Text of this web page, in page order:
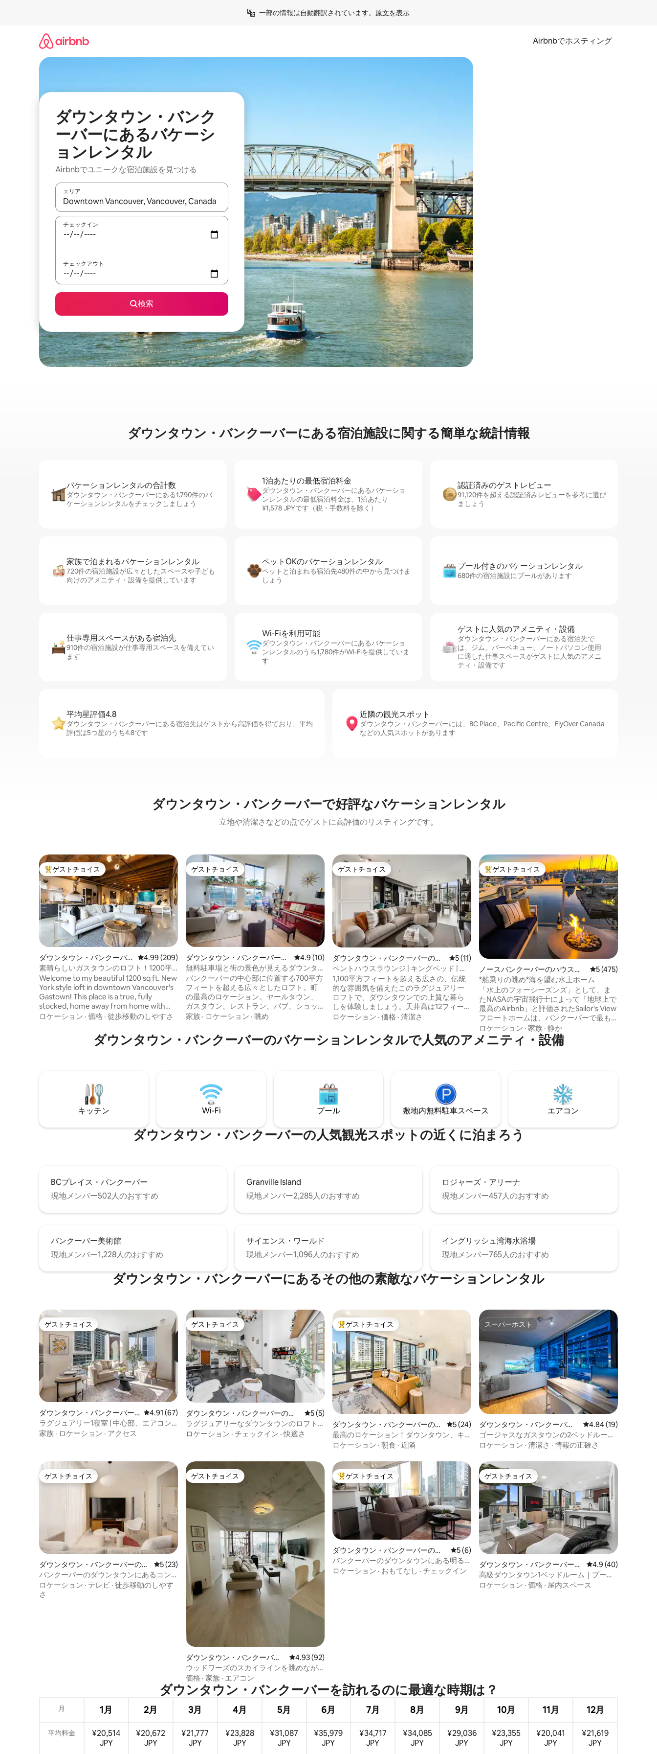
一部の情報は自動翻訳されています。 原文を表示
Airbnbでホスティング
ダウンタウン・バンク
ーバーにあるバケーシ
ョンレンタル
Airbnbでユニークな宿泊施設を見つける
エリア
検索結果が表示されたら、上下の矢印キーを使って移動するか、画面をタッチまたはスワイプして検索結果を確認することができます。
チェックイン
チェックアウト
検索
ダウンタウン・バンクーバーに⁠あ⁠る宿⁠泊⁠施⁠設⁠に関⁠す⁠る簡⁠単⁠な統⁠計⁠情⁠報
バケーションレ⁠ン⁠タ⁠ル⁠の合⁠計⁠数
ダウンタウン・バンクーバーにある1,790件のバ
ケーションレンタルをチェックしましょう
1泊あたりの最⁠低⁠宿⁠泊⁠料⁠金
ダウンタウン・バンクーバーにあるバケーショ
ンレンタルの最低宿泊料金は、1泊あたり
¥1,578 JPYです（税・手数料を除く）
認証済みのゲ⁠ス⁠ト⁠レ⁠ビ⁠ュ⁠ー
91,120件を超える認証済みレビューを参考に選び
ましょう
家族で泊まれるバ⁠ケ⁠ー⁠シ⁠ョ⁠ンレ⁠ン⁠タ⁠ル
720件の宿泊施設が広々としたスペースや子ども
向けのアメニティ・設備を提供しています
ペットOKのバ⁠ケ⁠ー⁠シ⁠ョ⁠ンレ⁠ン⁠タ⁠ル
ペットと泊まれる宿泊先480件の中から見つけま
しょう
プール付きのバ⁠ケ⁠ー⁠シ⁠ョ⁠ンレ⁠ン⁠タ⁠ル
680件の宿泊施設にプールがあります
仕事専用ス⁠ペ⁠ー⁠スがあ⁠る宿⁠泊⁠先
910件の宿泊施設が仕事専用スペースを備えてい
ます
Wi-Fiを利⁠用⁠可⁠能
ダウンタウン・バンクーバーにあるバケーショ
ンレンタルのうち1,780件がWi-Fiを提供していま
す
ゲストに人⁠気⁠のア⁠メ⁠ニ⁠テ⁠ィ・設⁠備
ダウンタウン・バンクーバーにある宿泊先で
は、ジム、バーベキュー、ノートパソコン使用
に適した仕事スペースがゲストに人気のアメニ
ティ・設備です
平均星評価4.8
ダウンタウン・バンクーバーにある宿泊先はゲストから高評価を得ており、平均
評価は5つ星のうち4.8です
近隣の観光ス⁠ポ⁠ッ⁠ト
ダウンタウン・バンクーバーには、BC Place、Pacific Centre、FlyOver Canada
などの人気スポットがあります
ダウンタウン・バンクーバーで好評なバケーションレンタル
立地や清潔さなどの点でゲストに高評価のリスティングです。
大好評のゲストチョイスです。
ゲストチョイス
ダウンタウン・バンクーバ
ーのロフト
レビュー209件、5つ星中4.99つ星の平均評価
4.99 (209)
素晴らしいガスタウンのロフト！1200平
方フィート、キングサイズベッド
Welcome to my beautiful 1200 sq ft. New
York style loft in downtown Vancouver's
Gastown! This place is a true, fully
stocked, home away from home with
comfortable and stylish furnishings. Sit
TV, cook a meal in the fully stocked
kitchen with a gas stove top, or enjoy a
ロケーション · 価格 · 徒歩移動のしやすさ
ゲストチョイス
ゲストチョイス
ダウンタウン・バンクーバーの
マンション・アパート
レビュー10件、5つ星中4.9つ星の平均評価
4.9 (10)
無料駐車場と街の景色が見えるダウンタ
ウンロフト
バンクーバーの中心部に位置する700平方
フィートを超える広々としたロフト。町
の最高のロケーション。ヤールタウン、
ガスタウン、レストラン、パブ、ショッ
ピングモールの近くです。最上階近くか
イーンベッド1台と、クイーンベッドに簡
単に変換できる快適なソファベッド1台が
高めるために、Alexaで操作する自動ブラ
インドが備わっています。スマートテレ
ビ。ポータブルエアコン。無料地下駐車
家族 · ロケーション · 眺め
ゲストチョイス
ゲストチョイス
ダウンタウン・バンクーバーのマ
ンション・アパート
レビュー11件、5つ星中5つ星の平均評価
5 (11)
ペントハウスラウンジ | キングベッド | 屋
上の専用パティオ
1,100平方フィートを超える広さの、伝統
的な雰囲気を備えたこのラグジュアリー
ロフトで、ダウンタウンでの上質な暮ら
しを体験しましょう。天井高は12フィート
（約3.66メートル）で、床から天井まで
た、おもてなしに最適な希少な専用屋上
パティオをお楽しみください。このお部
ト、ガスタウン、ロジャース・アリー
ナ、FIFA 2026の開催地であるBCプレイス
まで徒歩圏内の最高のロケーションで
ロケーション · 価格 · 清潔さ
大好評のゲストチョイスです。
ゲストチョイス
ノースバンクーバーのハウスボ
ート
レビュー475件、5
5 (475)
*船乗りの眺め*海を望む水上ホーム
「水上のフォーシーズンズ」として、ま
たNASAの宇宙飛行士によって「地球上で
最高のAirbnb」と評価されたSailor's View
フロートホームは、バンクーバーで最も
ユニークで豪華なバケーションレンタル
のひとつです。広々とした部屋のアーチ
型梁天井の下で食事をし、寝室の窓から
ファイヤーテーブルでリラックスしてお
飲み物を楽しんでください。 すべての素
晴らしいダイニング、ショッピング、交
通の近く。ウォーターフロントではな
ロケーション · 家族 · 静か
ダウンタウン・バンクーバーのバケーションレンタルで人気のアメニティ・設備
キッチン Wi-Fi プール 敷地内無料駐⁠車ス⁠ペ⁠ー⁠ス エアコン
ダウンタウン・バンクーバーの人気観光スポットの近くに泊まろう
BCプレイス・バンクーバー
現地メンバー502人のおすすめ
Granville Island
現地メンバー2,285人のおすすめ
ロジャーズ・アリーナ
現地メンバー457人のおすすめ
バンクーバー美術館
現地メンバー1,228人のおすすめ
サイエンス・ワールド
現地メンバー1,096人のおすすめ
イングリッシュ湾海水浴場
現地メンバー765人のおすすめ
ダウンタウン・バンクーバーにあるその他の素敵なバケーションレンタル
ゲストチョイス
ゲストチョイス
ダウンタウン・バンクーバー
のマンション・アパート
レビュー67件、5つ星中4.91つ星の平均評価
4.91 (67)
ラグジュアリー1寝室 | 中心部、エアコン
完備 | BCプレイスFIFAまで徒歩
家族 · ロケーション · アクセス
ゲストチョイス
ゲストチョイス
ダウンタウン・バンクーバーのコ
ンドミニアム
レビュー5件、5つ星中5つ星の平均評価
5 (5)
ラグジュアリーなダウンタウンのロフト|
高い天井|BCプレイスまで徒歩
ロケーション · チェックイン ·快適さ
大好評のゲストチョイスです。
ゲストチョイス
ダウンタウン・バンクーバーのマ
ンション・アパート
レビュー24件、5つ星中5つ星の平均評価
5 (24)
最高のロケーション！ダウンタウン、キ
ングサイズベッド、エアコン、シック！
ロケーション · 朝食 · 近隣
スーパーホスト
スーパーホスト
ダウンタウン・バンクーバー
のマンション・アパート
レビュー19件、5つ
4.84 (19)
ゴージャスなガスタウンの2ベッドルー
ム、エアコン完備、ペットOK
ロケーション · 清潔さ ·情報の正確さ
ゲストチョイス
ゲストチョイス
ダウンタウン・バンクーバーのコ
ンドミニアム
レビュー23件、5つ星中5つ星の平均評価
5 (23)
バンクーバーのダウンタウンにあるコン
ドミニアム｜都会の隠れ家
ロケーション · テレビ · 徒歩移動のしやす
さ
ゲストチョイス
ゲストチョイス
ダウンタウン・バンクーバー
のマンション・アパート
レビュー92件、5つ星中4.93つ星の平均評価
4.93 (92)
ウッドワーズのスカイラインを眺めなが
らの心静かなひととき
価格 · 家族 · エアコン
大好評のゲストチョイスです。
ゲストチョイス
ダウンタウン・バンクーバーのコ
ンドミニアム
レビュー6件、5つ星中5つ星の平均評価
5 (6)
バンクーバーのダウンタウンにある明る
く居心地のよい1ベッドルームのコンドミ
ロケーション · おもてなし · チェックイン
ゲストチョイス
ゲストチョイス
ダウンタウン・バンクーバーの
マンション・アパート
レビュー40件、5つ
4.9 (40)
高級ダウンタウン1ベッドルーム｜プール
ジム｜スタジアム地区
ロケーション · 価格 · 屋内スペース
ダウンタウン・バンクーバーを訪⁠れ⁠るの⁠に最⁠適⁠な時⁠期⁠は⁠？
月 1月 2月 3月 4月 5月 6月 7月 8月 9月 10月 11月 12月
平均料金
¥20,514
JPY
¥20,672
JPY
¥21,777
JPY
¥23,828
JPY
¥31,087
JPY
¥35,979
JPY
¥34,717
JPY
¥34,085
JPY
¥29,036
JPY
¥23,355
JPY
¥20,041
JPY
¥21,619
JPY